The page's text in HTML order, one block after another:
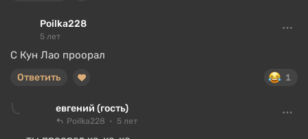
Poilka228
5 лет
С Кун Лао проорал
1
Ответить
евгений (гость)
Poilka228 5 лет